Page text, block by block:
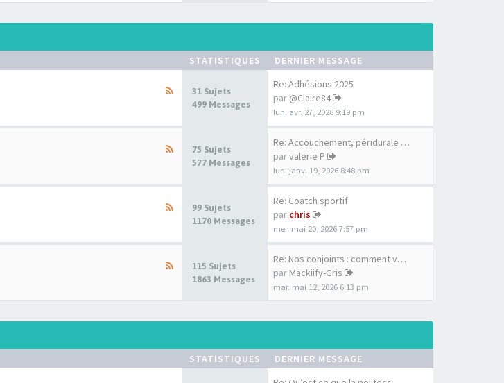
STATISTIQUES DERNIER MESSAGE
31 Sujets
499 Messages
Re: Adhésions 2025
par @Claire84
lun. avr. 27, 2026 9:19 pm
75 Sujets
577 Messages
Re: Accouchement, péridurale …
parvalerie P
lun. janv. 19, 2026 8:48 pm
99 Sujets
1170 Messages
Re: Coatch sportif
par chris
mer. mai 20, 2026 7:57 pm
115 Sujets
1863 Messages
Re: Nos conjoints : comment v…
par Mackiify-Gris
mar. mai 12, 2026 6:13 pm
STATISTIQUES DERNIER MESSAGE